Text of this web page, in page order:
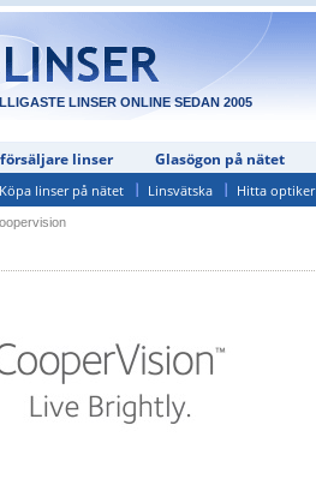
LINSER ONLINE SEDAN 2005
linser Glasögon på nätet
Köpa linser på nätet Linsvätska Hitta optiker